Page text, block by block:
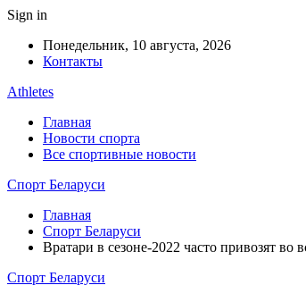
Sign in
Понедельник, 10 августа, 2026
Контакты
Athletes
Главная
Новости спорта
Все спортивные новости
Спорт Беларуси
Главная
Спорт Беларуси
Вратари в сезоне-2022 часто привозят во
Спорт Беларуси